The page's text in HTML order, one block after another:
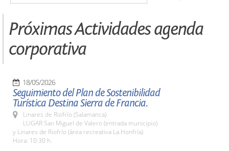
Próximas Actividades agenda
corporativa
18/05/2026
Seguimiento del Plan de Sostenibilidad
Turística Destina Sierra de Francia.
Linares de Riofrío (Salamanca)
LUGAR San Miguel de Valero (entrada municipio)
y Linares de Riofrío (área recreativa La Honfría)
Hora: 10:30 h.